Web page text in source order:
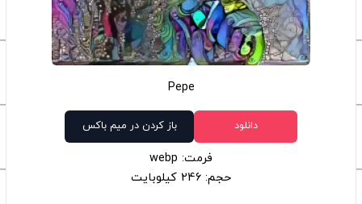
Pepe
دانلود باز کردن در میم باکس
فرمت: webp
حجم: 246 کیلوبایت